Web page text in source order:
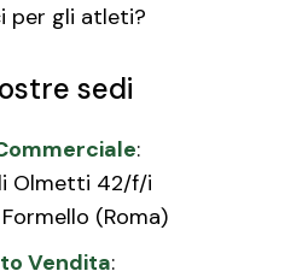
per gli atleti?
sedi
:
Olmetti 42/f/i
(Roma)
Vendita: